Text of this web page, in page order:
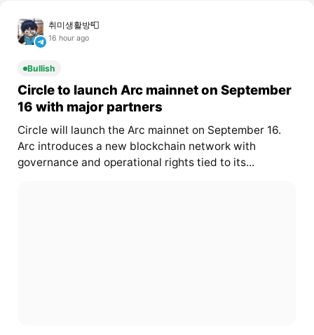
취미생활방📮
16 hour ago
Bullish
Circle to launch Arc mainnet on September
16 with major partners
Circle will launch the Arc mainnet on September 16.
Arc introduces a new blockchain network with
governance and operational rights tied to its...